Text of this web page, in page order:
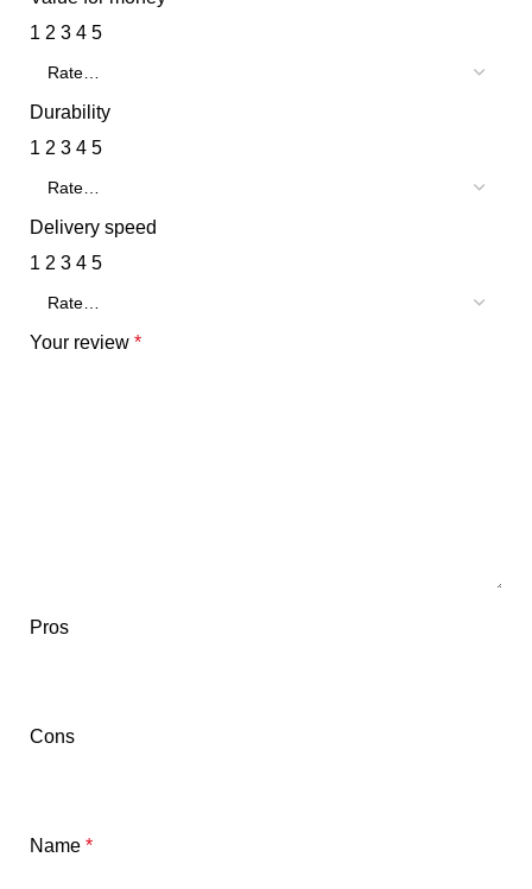
1 2 3 4 5
Durability
1 2 3 4 5
Delivery speed
1 2 3 4 5
Your review *
Pros
Cons
Name *